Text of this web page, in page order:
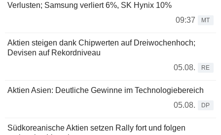
Verlusten; Samsung verliert 6%, SK Hynix 10%
09:37
MT
Aktien steigen dank Chipwerten auf Dreiwochenhoch;
Devisen auf Rekordniveau
05.08.
RE
Aktien Asien: Deutliche Gewinne im Technologiebereich
05.08.
DP
Südkoreanische Aktien setzen Rally fort und folgen